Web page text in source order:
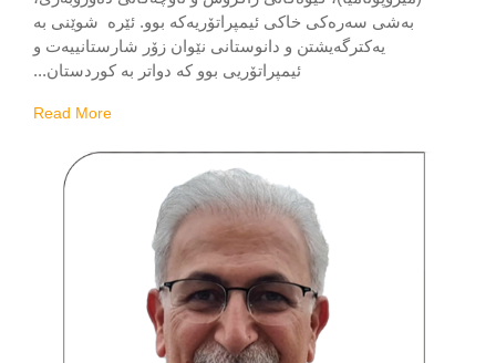
بەشی سەرەکی خاکی ئیمپراتۆریەکە بوو. ئێرە شوێنی بە
یەکترگەیشتن و دانوستانی نێوان زۆر شارستانییەت و
ئیمپراتۆریی بوو کە دواتر بە کوردستان...
Read More